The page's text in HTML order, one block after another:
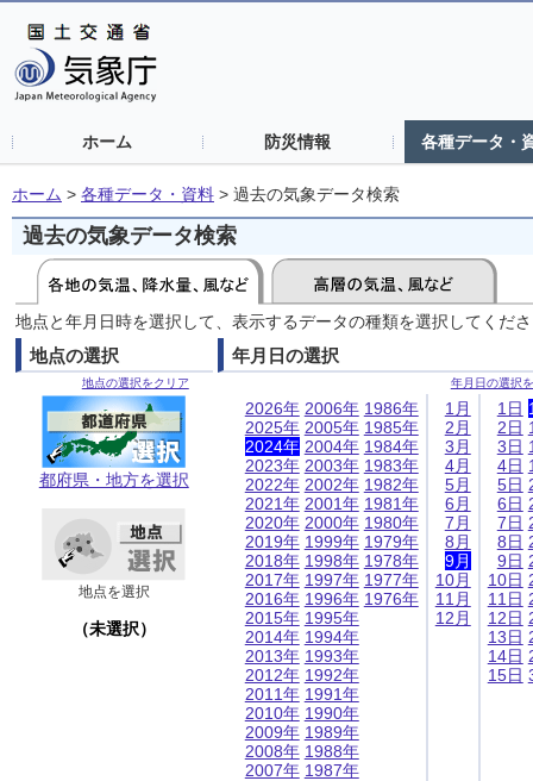
ホーム 防災情報 各種データ・
ホーム > 各種データ・資料 > 過去の気象データ検索
過去の気象データ検索
地点と年月日時を選択して、表示するデータの種類を選択してくだ
地点の選択
地点の選択をクリア
都府県・地方を選択
地点を選択
（未選択）
年月日の選択
年月日の選択
2026年
2025年
2024年
2023年
2022年
2021年
2020年
2019年
2018年
2017年
2016年
2015年
2014年
2013年
2012年
2011年
2010年
2009年
2008年
2007年
2006年
2005年
2004年
2003年
2002年
2001年
2000年
1999年
1998年
1997年
1996年
1995年
1994年
1993年
1992年
1991年
1990年
1989年
1988年
1987年
1986年
1985年
1984年
1983年
1982年
1981年
1980年
1979年
1978年
1977年
1976年
1月
2月
3月
4月
5月
6月
7月
8月
9月
10月
11月
12月
1日
2日
3日
4日
5日
6日
7日
8日
9日
10日
11日
12日
13日
14日
15日